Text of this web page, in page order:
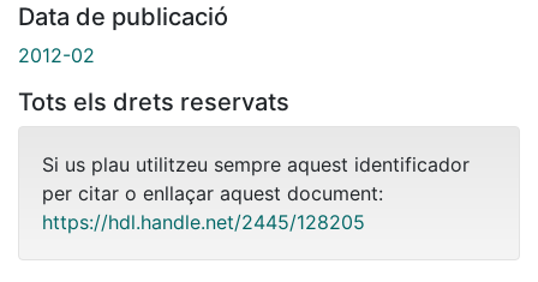
Data de publicació
2012-02
Tots els drets reservats
Si us plau utilitzeu sempre aquest identificador
per citar o enllaçar aquest document:
https://hdl.handle.net/2445/128205